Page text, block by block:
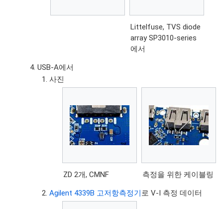
Littelfuse, TVS diode
array SP3010-series
에서
USB-A에서
사진
ZD 2개, CMNF 측정을 위한 케이블링
Agilent 4339B 고저항측정기 로 V-I 측정 데이터